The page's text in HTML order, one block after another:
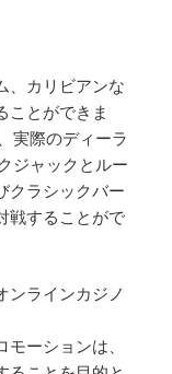
、カリビアンな
ことができま
実際のディーラ
ジャックとルー
クラシックバー
戦することがで
ンラインカジノ
ーションは、